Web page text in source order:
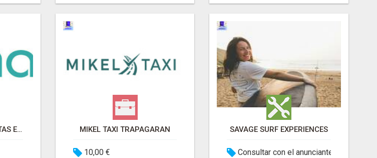
MIMACAY: ESPECIALISTAS EN PENDIENTES ARTESANALES MIKEL TAXI TRAPAGARAN
10,00 €
SAVAGE SURF EXPERIENCES
Consultar con el anunciante